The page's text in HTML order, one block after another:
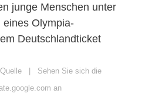
junge Menschen unter
eines Olympia-
Deutschlandticket
| Sehen Sie sich die
an